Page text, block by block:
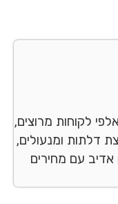
לקוחות מרוצים,
דלתות ומנעולים,
אדיב עם מחירים